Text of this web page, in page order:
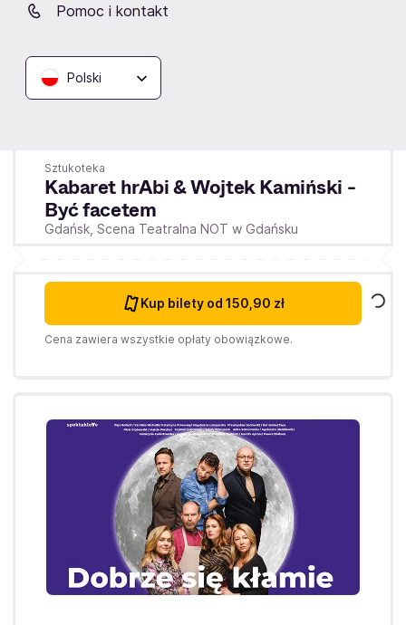
Pomoc i kontakt
Polski
Sztukoteka
Kabaret hrAbi & Wojtek Kamiński -
Być facetem
Gdańsk, Scena Teatralna NOT w Gdańsku
Kup bilety od 150,90 zł
Cena zawiera wszystkie opłaty obowiązkowe.